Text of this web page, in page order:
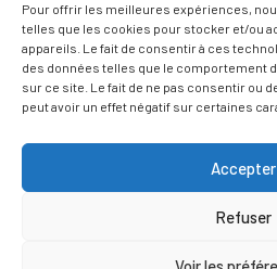
Pour offrir les meilleures expériences,
telles que les cookies pour stocker et/ou
appareils. Le fait de consentir à ces
des données telles que le comportement
sur ce site. Le fait de ne pas consentir ou
peut avoir un effet négatif sur certaines
Accepter
Refuser
24620 Tamniès
France
Politique de cookies
© 2025